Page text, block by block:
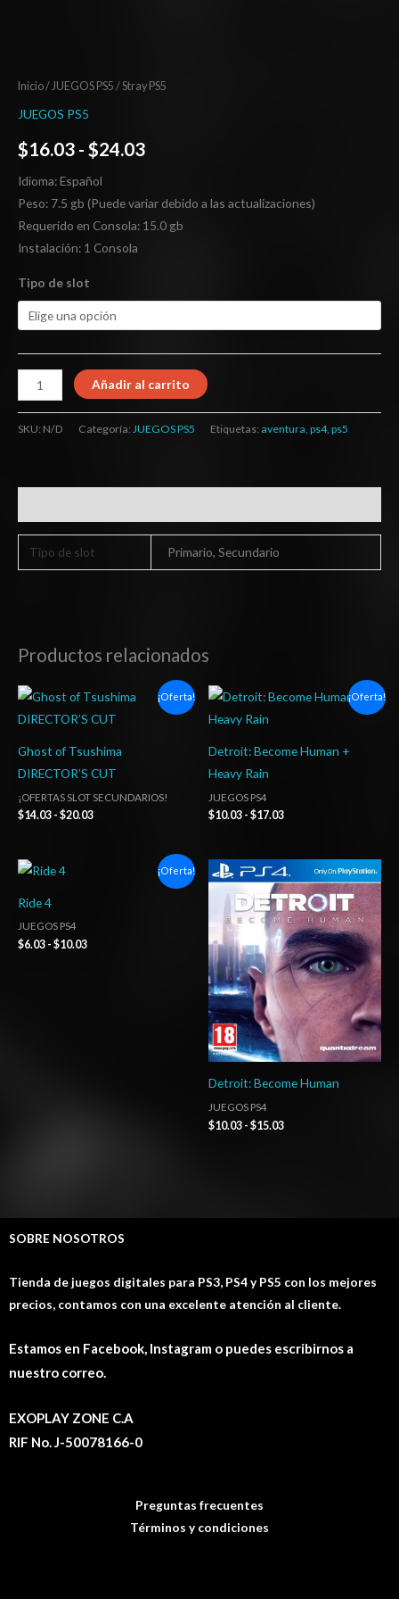
Inicio/JUEGOS PS5 / Stray PS5
JUEGOS PS5
$16.03 - $24.03
Idioma: Español
Peso: 7.5 gb (Puede variar debido a las actualizaciones)
Requerido en Consola: 15.0 gb
Instalación: 1 Consola
Tipo de slot
Añadir al carrito
SKU: N/D Categoría: JUEGOS PS5 Etiquetas: aventura ps4, ps5
Tipo de slot Primario, Secundario
Productos relacionados
¡Oferta!
Ghost of Tsushima
DIRECTOR’S CUT
¡OFERTAS SLOT SECUNDARIOS!
$14.03 - $20.03
Rango
de
precios:
$14.03
$20.03
¡Oferta!
Detroit: Become Human +
Heavy Rain
JUEGOS PS4
$10.03 - $17.03
Rango
de
$10.03
¡Oferta!
Ride 4
JUEGOS PS4
$6.03 - $10.03$10.03
Detroit: Become Human
JUEGOS PS4
$10.03 - $15.03
Rango
de
precios:
desde
$10.03
hasta
$15.03
SOBRE NOSOTROS
Tienda de juegos digitales para PS3, PS4 y PS5 con los mejores
precios, contamos con una excelente atención al cliente.
Estamos en Facebook, Instagram o puedes escribirnos a
nuestro correo.
EXOPLAY ZONE C.A
RIF No. J-50078166-0
Preguntas frecuentes
Términos y condiciones